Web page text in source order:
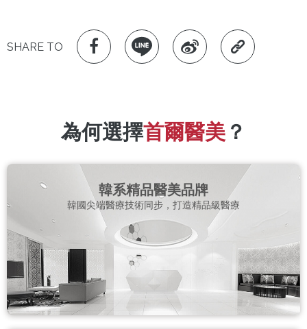
SHARE TO
為何選擇首爾醫美 ？
韓系精品醫美品牌
韓國尖端醫療技術同步，打造精品級醫療